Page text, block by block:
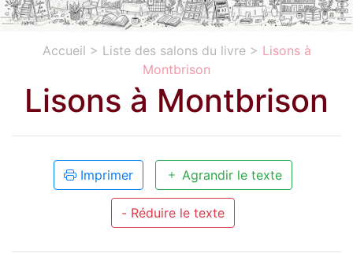
Accueil > Liste des salons du livre> Lisons à
Montbrison
Lisons à Montbrison
Imprimer Agrandir le texte
- Réduire le texte